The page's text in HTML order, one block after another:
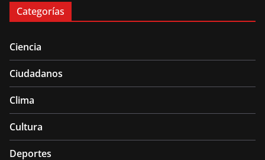
Categorías
Ciencia
Ciudadanos
Clima
Cultura
Deportes